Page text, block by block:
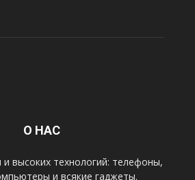
О НАС
и высоких технологий: телефоны,
и всякие гаджеты.